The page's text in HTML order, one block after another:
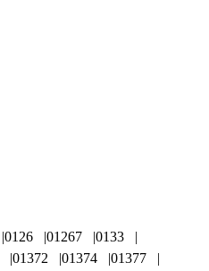
0126 01267
0133
01372 01374
01377